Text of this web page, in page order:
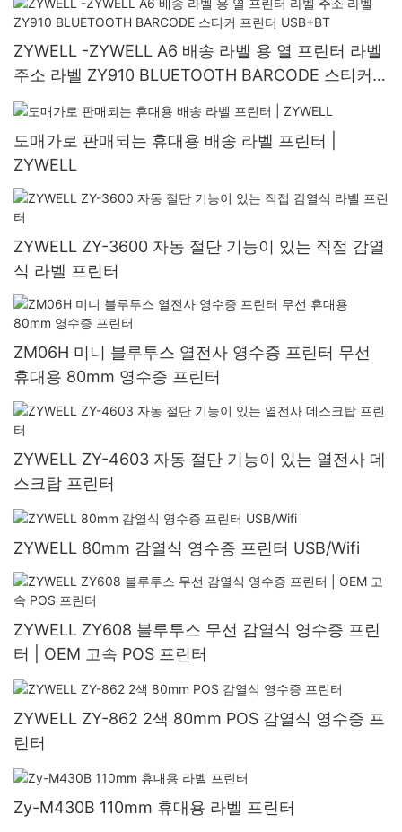
ZYWELL -ZYWELL A6 배송 라벨 용 열 프린터 라벨
주소 라벨 ZY910 BLUETOOTH BARCODE 스티커
프린터 USB+BT
도매가로 판매되는 휴대용 배송 라벨 프린터 |
ZYWELL
ZYWELL ZY-3600 자동 절단 기능이 있는 직접 감열
식 라벨 프린터
ZM06H 미니 블루투스 열전사 영수증 프린터 무선
휴대용 80mm 영수증 프린터
ZYWELL ZY-4603 자동 절단 기능이 있는 열전사 데
스크탑 프린터
ZYWELL 80mm 감열식 영수증 프린터 USB/Wifi
ZYWELL ZY608 블루투스 무선 감열식 영수증 프린
터 | OEM 고속 POS 프린터
ZYWELL ZY-862 2색 80mm POS 감열식 영수증 프
린터
Zy-M430B 110mm 휴대용 라벨 프린터